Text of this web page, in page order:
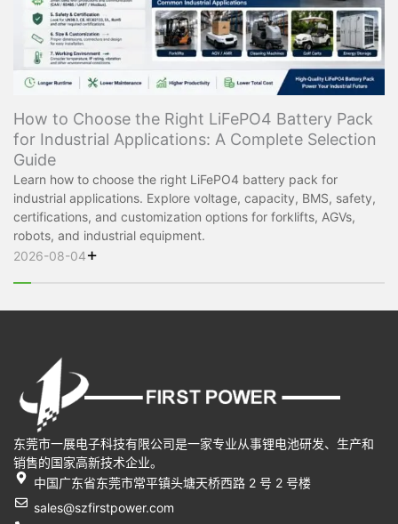
How to Choose the Right LiFePO4 Battery Pack
for Industrial Applications: A Complete Selection
Guide
Learn how to choose the right LiFePO4 battery pack for
industrial applications. Explore voltage, capacity, BMS, safety,
certifications, and customization options for forklifts, AGVs,
robots, and industrial equipment.
2026-08-04+
东莞市一展电子科技有限公司是一家专业从事锂电池研发、生产和
销售的国家高新技术企业。
中国广东省东莞市常平镇头塘天桥西路 2 号 2 号楼
sales@szfirstpower.com